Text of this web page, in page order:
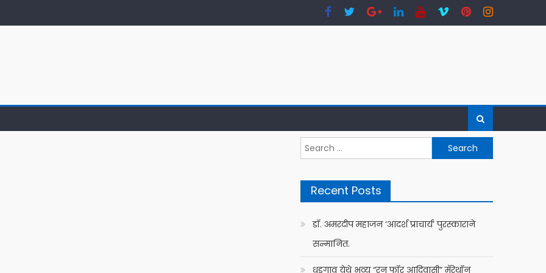
Search
for:
Recent Posts
डॉ. अमरदीप महाजन ‘आदर्श प्राचार्य’ पुरस्काराने
सन्मानित.
धडगाव येथे भव्य “रन फॉर आदिवासी” मॅरेथॉन